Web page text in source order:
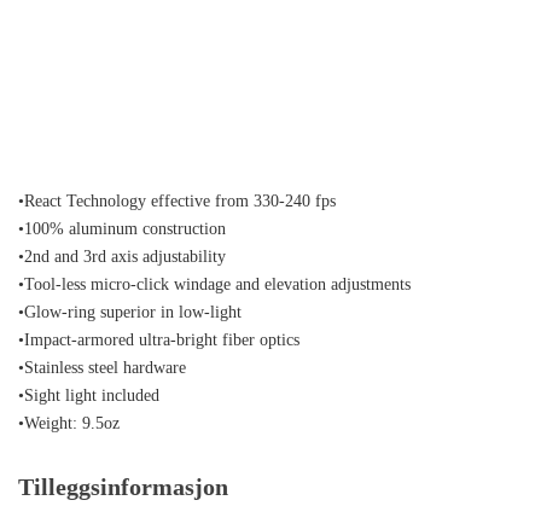
•React Technology effective from 330-240 fps
•100% aluminum construction
•2nd and 3rd axis adjustability
•Tool-less micro-click windage and elevation adjustments
•Glow-ring superior in low-light
•Impact-armored ultra-bright fiber optics
•Stainless steel hardware
•Sight light included
•Weight: 9.5oz
Tilleggsinformasjon